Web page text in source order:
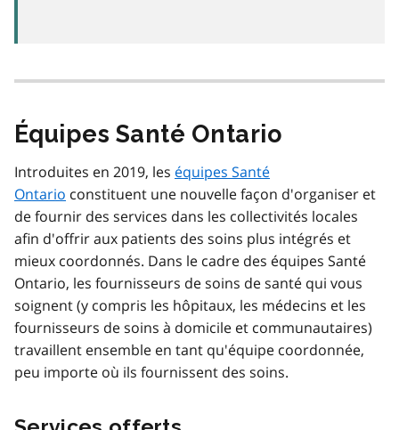
Équipes Santé Ontario
Introduites en 2019, les équipes Santé
Ontario constituent une nouvelle façon d'organiser et
de fournir des services dans les collectivités locales
afin d'offrir aux patients des soins plus intégrés et
mieux coordonnés. Dans le cadre des équipes Santé
Ontario, les fournisseurs de soins de santé qui vous
soignent (y compris les hôpitaux, les médecins et les
fournisseurs de soins à domicile et communautaires)
travaillent ensemble en tant qu'équipe coordonnée,
peu importe où ils fournissent des soins.